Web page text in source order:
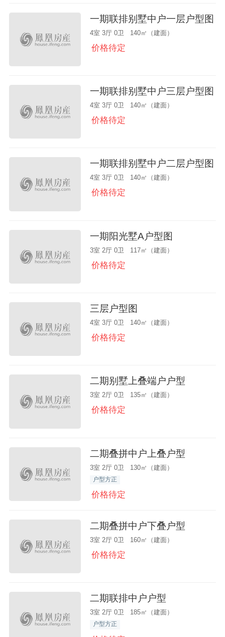
一期联排别墅中户一层户型图
4室 3厅 0卫 140㎡（建面）
价格待定
一期联排别墅中户三层户型图
4室 3厅 0卫 140㎡（建面）
价格待定
一期联排别墅中户二层户型图
4室 3厅 0卫 140㎡（建面）
价格待定
一期阳光墅A户型图
3室 2厅 0卫 117㎡（建面）
价格待定
三层户型图
4室 3厅 0卫 140㎡（建面）
价格待定
二期别墅上叠端户户型
3室 2厅 0卫 135㎡（建面）
价格待定
二期叠拼中户上叠户型
3室 2厅 0卫 130㎡（建面）
户型方正
价格待定
二期叠拼中户下叠户型
3室 2厅 0卫 160㎡（建面）
价格待定
二期联排中户户型
3室 2厅 0卫 185㎡（建面）
户型方正